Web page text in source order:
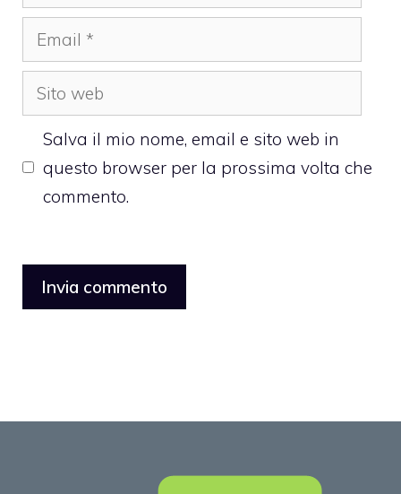
Email
Sito
web
Salva il mio nome, email e sito web in
questo browser per la prossima volta che
commento.